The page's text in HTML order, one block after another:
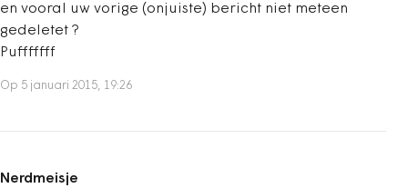
en vooral uw vorige (onjuiste) bericht niet meteen
gedeletet ?
Pufffffff
Op 5 januari 2015, 19:26
Nerdmeisje